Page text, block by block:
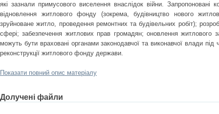
які зазнали примусового виселення внаслідок війни. Запропоновані
відновлення житлового фонду (зокрема, будівництво нового
зруйноване житло, проведення ремонтних та будівельних робіт);
сфері; забезпечення житлових прав громадян; оновлення житлового
можуть бути враховані органами законодавчої та виконавчої влади під
реконструкції житлового фонду держави.
Показати повний опис матеріалу
Долучені файли